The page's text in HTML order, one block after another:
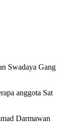
Swadaya Gang
anggota Sat
Darmawan